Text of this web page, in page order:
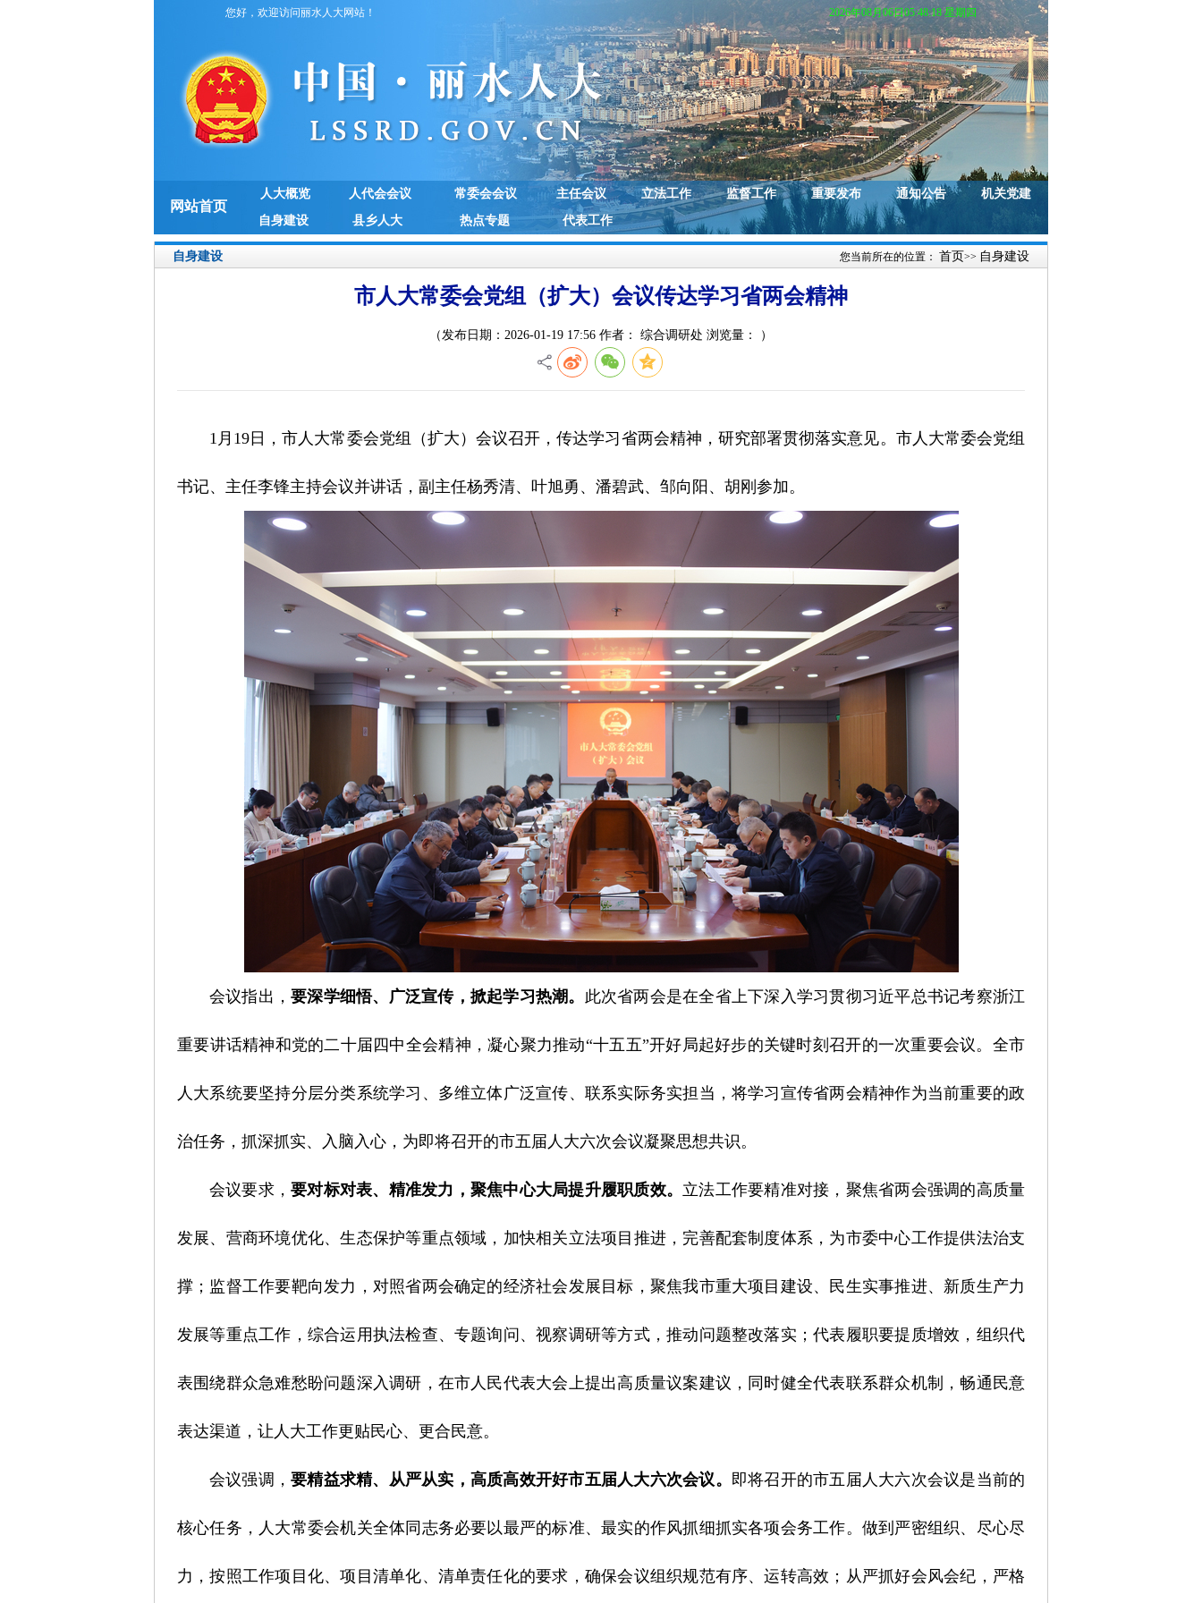
您好，欢迎访问丽水人大网站！ 2026年08月06日05:48:19 星期四
网站首页
人大概览 人代会会议 常委会会议 主任会议 立法工作 监督工作 重要发布 通知公告
机关党建
自身建设
县乡人大 热点专题 代表工作
自身建设 您当前所在的位置： 首页>> 自身建设
市人大常委会党组（扩大）会议传达学习省两会精神
（发布日期：2026-01-19 17:56 作者： 综合调研处 浏览量： ）
1月19日，市人大常委会党组（扩大）会议召开，传达学习省两会精神，研究部署贯彻落实意见。市人大常委会党组
书记、主任李锋主持会议并讲话，副主任杨秀清、叶旭勇、潘碧武、邹向阳、胡刚参加。
会议指出，要深学细悟、广泛宣传，掀起学习热潮。 此次省两会是在全省上下深入学习贯彻习近平总书记考察浙江
重要讲话精神和党的二十届四中全会精神，凝心聚力推动“十五五”开好局起好步的关键时刻召开的一次重要会议。全市
人大系统要坚持分层分类系统学习、多维立体广泛宣传、联系实际务实担当，将学习宣传省两会精神作为当前重要的政
治任务，抓深抓实、入脑入心，为即将召开的市五届人大六次会议凝聚思想共识。
会议要求，要对标对表、精准发力，聚焦中心大局提升履职质效。 立法工作要精准对接，聚焦省两会强调的高质量
发展、营商环境优化、生态保护等重点领域，加快相关立法项目推进，完善配套制度体系，为市委中心工作提供法治支
撑；监督工作要靶向发力，对照省两会确定的经济社会发展目标，聚焦我市重大项目建设、民生实事推进、新质生产力
发展等重点工作，综合运用执法检查、专题询问、视察调研等方式，推动问题整改落实；代表履职要提质增效，组织代
表围绕群众急难愁盼问题深入调研，在市人民代表大会上提出高质量议案建议，同时健全代表联系群众机制，畅通民意
表达渠道，让人大工作更贴民心、更合民意。
会议强调，要精益求精、从严从实，高质高效开好市五届人大六次会议。 即将召开的市五届人大六次会议是当前的
核心任务，人大常委会机关全体同志务必要以最严的标准、最实的作风抓细抓实各项会务工作。做到严密组织、尽心尽
力，按照工作项目化、项目清单化、清单责任化的要求，确保会议组织规范有序、运转高效；从严抓好会风会纪，严格